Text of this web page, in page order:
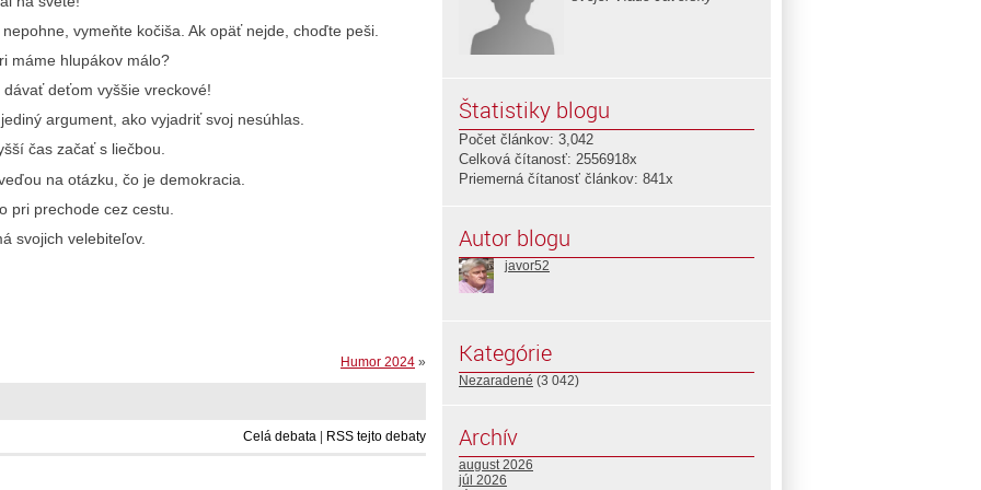
vymeňte kočiša. Ak opäť nejde, choďte peši.
máme hlupákov málo?
deťom vyššie vreckové!
argument, ako vyjadriť svoj nesúhlas.
čas začať s liečbou.
na otázku, čo je demokracia.
pri prechode cez cestu.
svojich velebiteľov.
Humor 2024 »
Celá debata RSS tejto debaty
Štatistiky blogu
Počet článkov: 3,042
Celková čítanosť: 2556918x
Priemerná čítanosť článkov: 841x
Autor blogu
javor52
Kategórie
Nezaradené (3 042)
Archív
august 2026
júl 2026